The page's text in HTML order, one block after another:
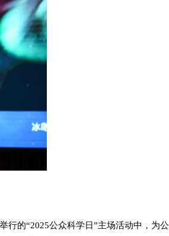
行的“2025公众科学日”主场活动中，为公